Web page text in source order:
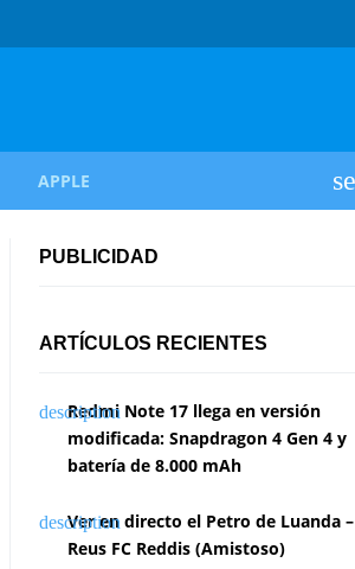
APPLE
PUBLICIDAD
ARTÍCULOS RECIENTES
Redmi Note 17 llega en versión
modificada: Snapdragon 4 Gen 4 y
batería de 8.000 mAh
Ver en directo el Petro de Luanda –
Reus FC Reddis (Amistoso)